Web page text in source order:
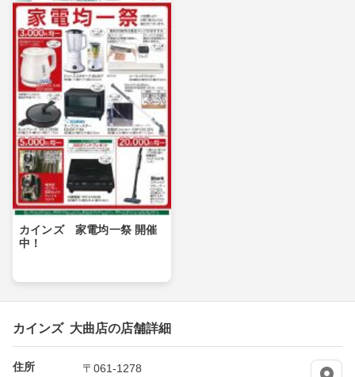
カインズ 家電均一祭 開催
中！
カインズ 大曲店の店舗詳細
住所
〒061-1278